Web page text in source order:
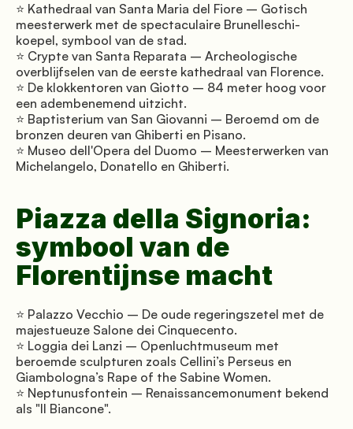
⭐ Kathedraal van Santa Maria del Fiore – Gotisch
meesterwerk met de spectaculaire Brunelleschi-
koepel, symbool van de stad.
⭐ Crypte van Santa Reparata – Archeologische
overblijfselen van de eerste kathedraal van Florence.
⭐ De klokkentoren van Giotto – 84 meter hoog voor
een adembenemend uitzicht.
⭐ Baptisterium van San Giovanni – Beroemd om de
bronzen deuren van Ghiberti en Pisano.
⭐ Museo dell'Opera del Duomo – Meesterwerken van
Michelangelo, Donatello en Ghiberti.
Piazza della Signoria:
symbool van de
Florentijnse macht
⭐ Palazzo Vecchio – De oude regeringszetel met de
majestueuze Salone dei Cinquecento.
⭐ Loggia dei Lanzi – Openluchtmuseum met
beroemde sculpturen zoals Cellini’s Perseus en
Giambologna’s Rape of the Sabine Women.
⭐ Neptunusfontein – Renaissancemonument bekend
als "Il Biancone".